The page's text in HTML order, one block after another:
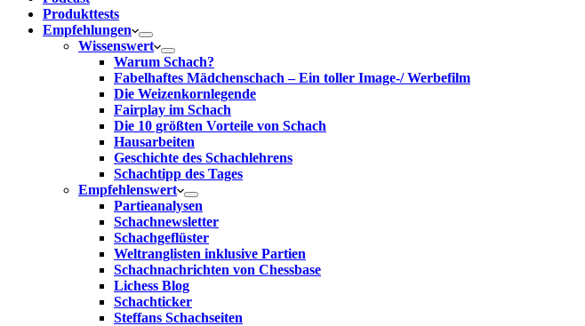
Produkttests
Empfehlungen
Wissenswert
Warum Schach?
Fabelhaftes Mädchenschach – Ein toller Image-/ Werbefilm
Die Weizenkornlegende
Fairplay im Schach
Die 10 größten Vorteile von Schach‎
Hausarbeiten
Geschichte des Schachlehrens
Schachtipp des Tages
Empfehlenswert
Partieanalysen
Schachnewsletter
Schachgeflüster
Weltranglisten inklusive Partien
Schachnachrichten von Chessbase
Lichess Blog
Schachticker
Steffans Schachseiten